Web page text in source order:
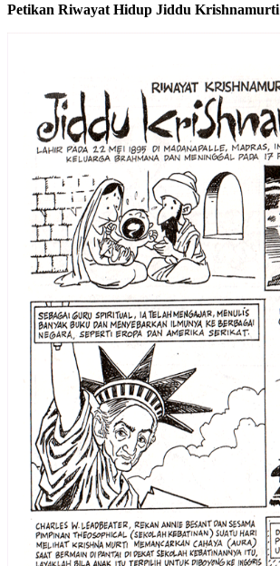
Petikan Riwayat Hidup Jiddu Krishnamurti